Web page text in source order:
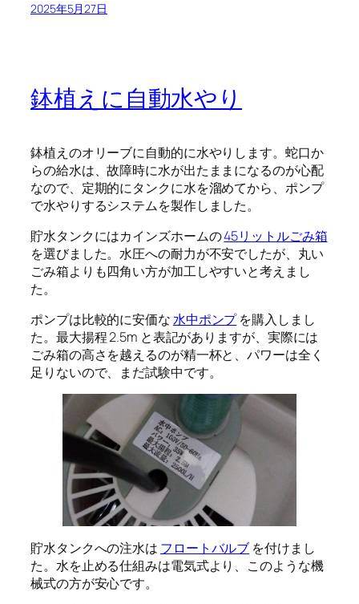
2025年5月27日
鉢植えに自動水やり
鉢植えのオリーブに自動的に水やりします。蛇口か
らの給水は、故障時に水が出たままになるのが心配
なので、定期的にタンクに水を溜めてから、ポンプ
で水やりするシステムを製作しました。
貯水タンクにはカインズホームの45リットルごみ箱
を選びました。水圧への耐力が不安でしたが、丸い
ごみ箱よりも四角い方が加工しやすいと考えまし
た。
ポンプは比較的に安価な水中ポンプを購入しまし
た。最大揚程 2.5m と表記がありますが、実際には
ごみ箱の高さを越えるのが精一杯と、パワーは全く
足りないので、まだ試験中です。
貯水タンクへの注水は フロートバルブ を付けまし
た。水を止める仕組みは電気式より、このような機
械式の方が安心です。